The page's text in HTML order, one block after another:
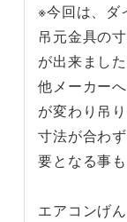
※今回は、
吊元金具の
が出来まし
他メーカー
が変わり吊
寸法が合わ
要となる事
エアコンげ